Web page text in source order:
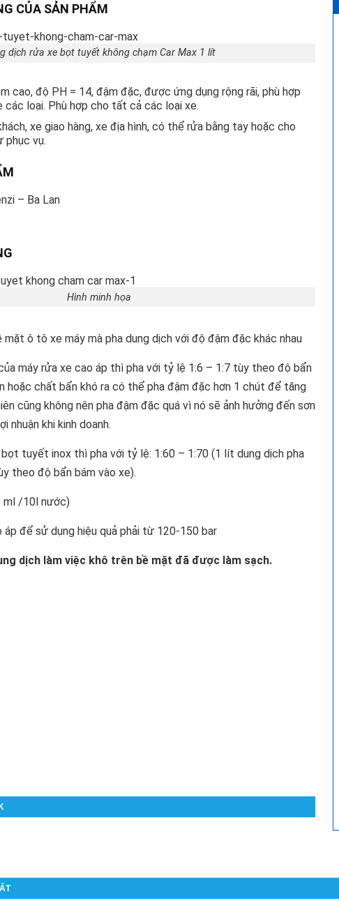
CỦA SẢN PHẨM
dịch rửa xe bọt tuyết không chạm Car Max 1 lít
cao, độ PH = 14, đậm đặc, được ứng dụng rộng rãi, phù hợp
các loại. Phù hợp cho tất cả các loại xe.
xe giao hàng, xe địa hình, có thể rửa bằng tay hoặc cho
phục vụ.
– Ba Lan
Hình minh họa
ô tô xe máy mà pha dung dịch với độ đậm đặc khác nhau
máy rửa xe cao áp thì pha với tỷ lệ 1:6 – 1:7 tùy theo độ bẩn
hoặc chất bẩn khó ra có thể pha đậm đặc hơn 1 chút để tăng
cũng không nên pha đậm đặc quá vì nó sẽ ảnh hưởng đến sơn
nhuận khi kinh doanh.
bọt tuyết inox thì pha với tỷ lệ: 1:60 – 1:70 (1 lít dung dịch pha
theo độ bẩn bám vào xe).
ml /10l nước)
để sử dụng hiệu quả phải từ 120-150 bar
dịch làm việc khô trên bề mặt đã được làm sạch.